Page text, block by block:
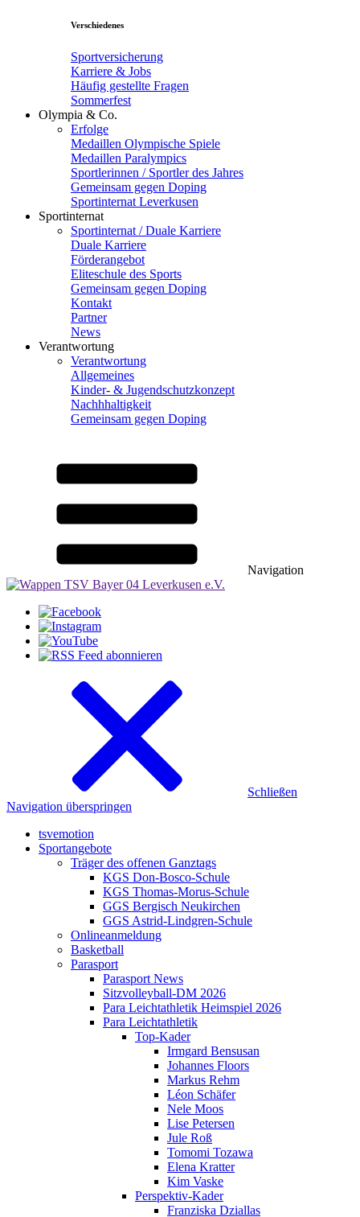
Verschiedenes
Sportversicherung
Karriere & Jobs
Häufig gestellte Fragen
Sommerfest
Olympia & Co.
Erfolge
Medaillen Olympische Spiele
Medaillen Paralympics
Sportlerinnen / Sportler des Jahres
Gemeinsam gegen Doping
Sportinternat Leverkusen
Sportinternat
Sportinternat / Duale Karriere
Duale Karriere
Förderangebot
Eliteschule des Sports
Gemeinsam gegen Doping
Kontakt
Partner
News
Verantwortung
Verantwortung
Allgemeines
Kinder- & Jugendschutzkonzept
Nachhhaltigkeit
Gemeinsam gegen Doping
Navigation
Schließen
Navigation überspringen
tsvemotion
Sportangebote
Träger des offenen Ganztags
KGS Don-Bosco-Schule
KGS Thomas-Morus-Schule
GGS Bergisch Neukirchen
GGS Astrid-Lindgren-Schule
Onlineanmeldung
Basketball
Parasport
Parasport News
Sitzvolleyball-DM 2026
Para Leichtathletik Heimspiel 2026
Para Leichtathletik
Top-Kader
Irmgard Bensusan
Johannes Floors
Markus Rehm
Léon Schäfer
Nele Moos
Lise Petersen
Jule Roß
Tomomi Tozawa
Elena Kratter
Kim Vaske
Perspektiv-Kader
Franziska Dziallas